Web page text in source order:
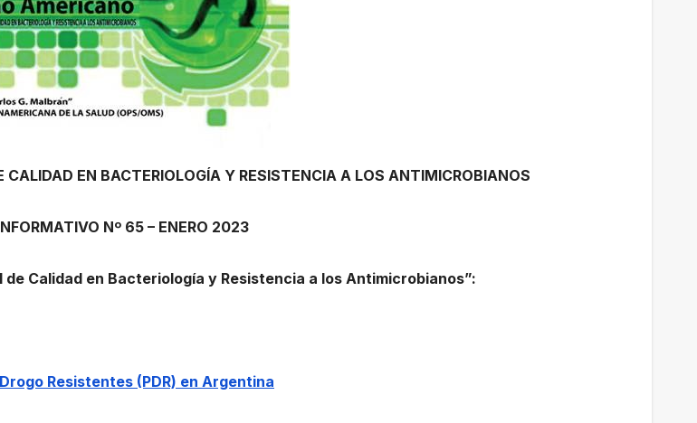
EN BACTERIOLOGÍA Y RESISTENCIA A LOS ANTIMICROBIANOS
Nº 65 – ENERO 2023
Calidad en Bacteriología y Resistencia a los Antimicrobianos”:
Resistentes (PDR) en Argentina